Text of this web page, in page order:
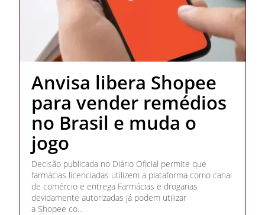
Anvisa libera Shopee
para vender remédios
no Brasil e muda o
jogo
Decisão publicada no Diário Oficial permite que
farmácias licenciadas utilizem a plataforma como canal
de comércio e entrega Farmácias e drogarias
devidamente autorizadas já podem utilizar
a Shopee co...